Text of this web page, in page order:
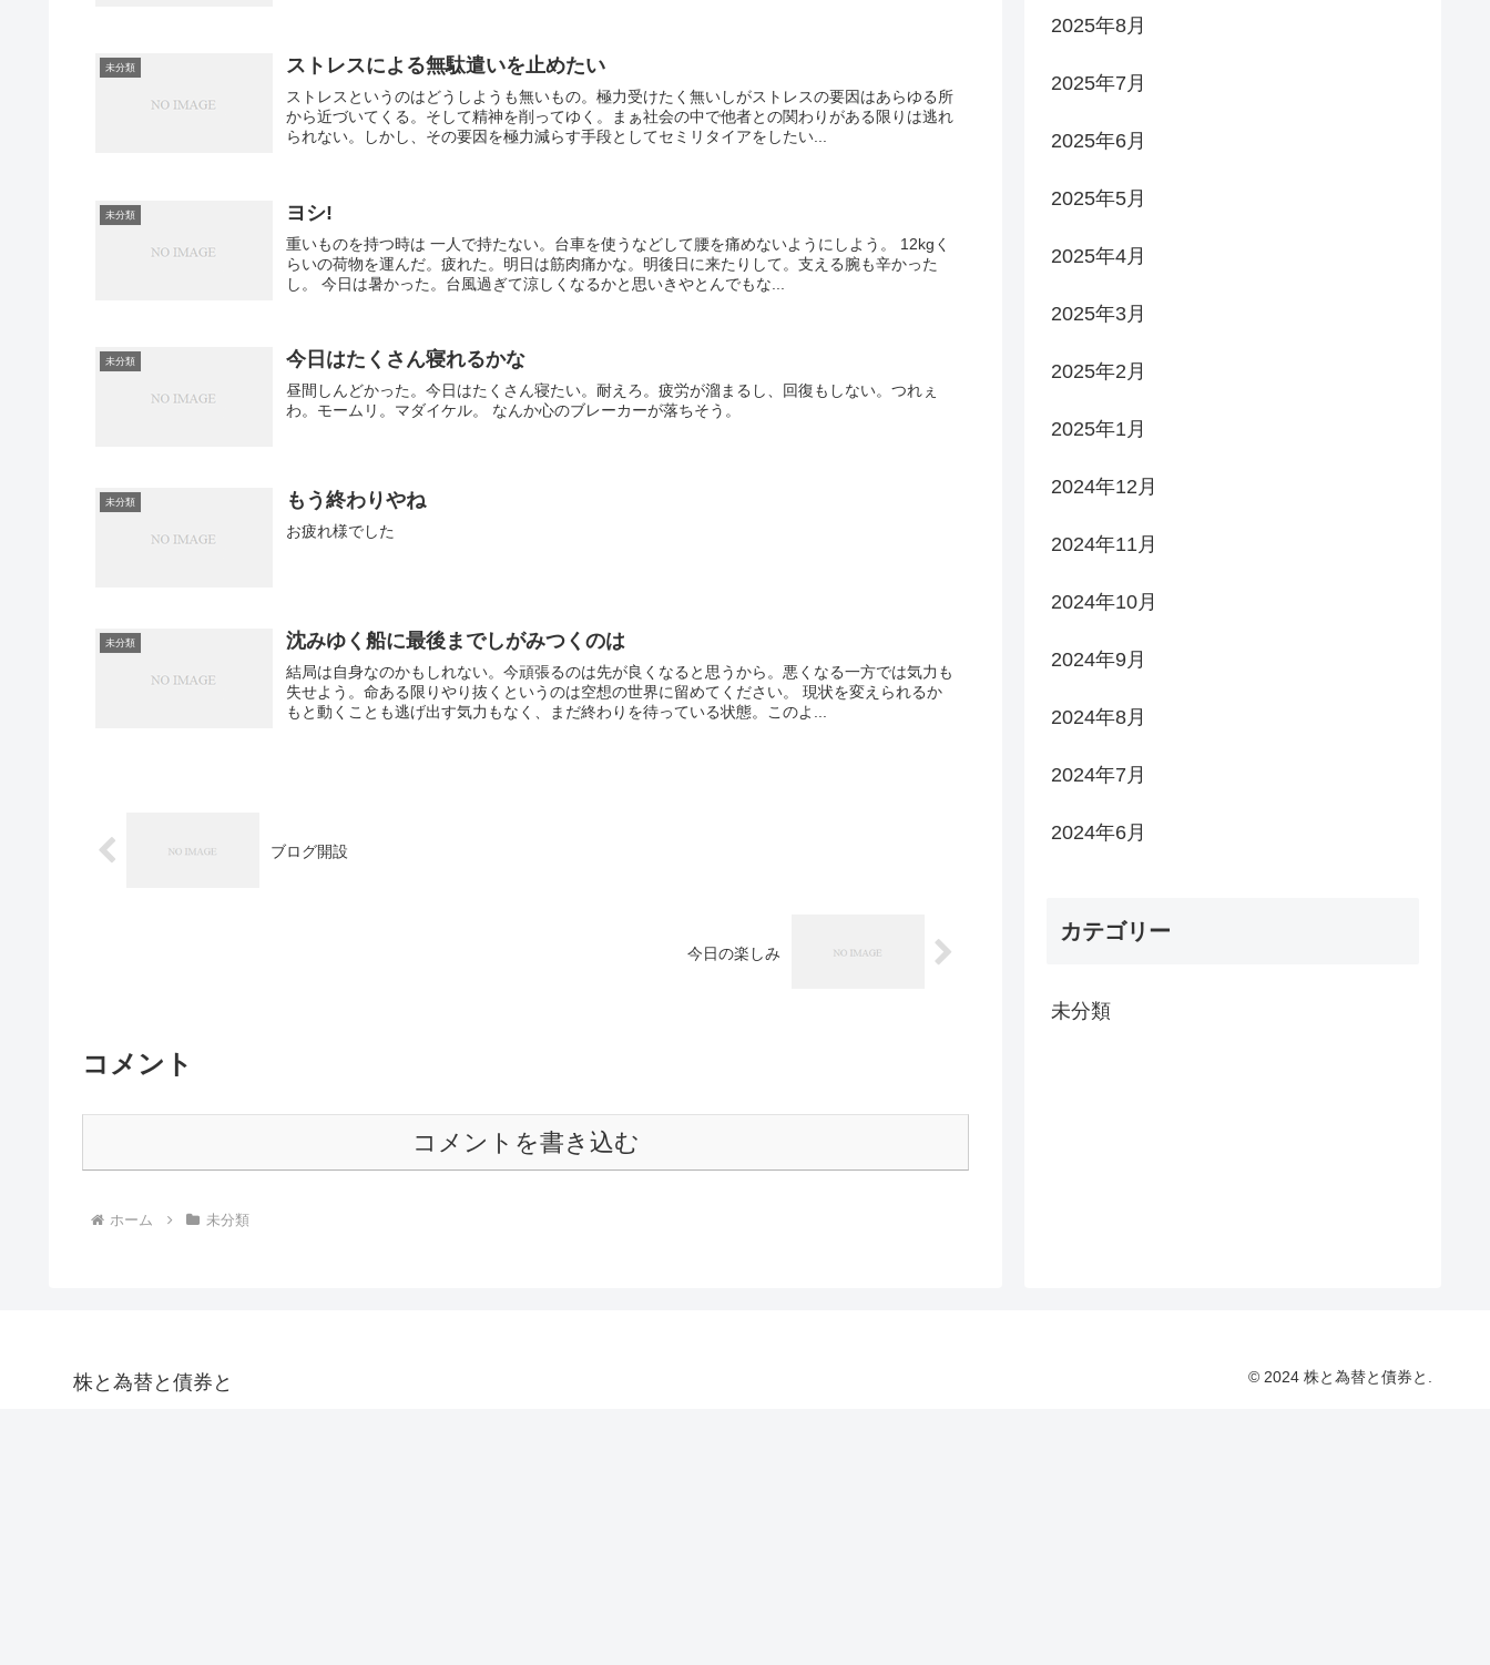
未分類 ストレスによる無駄遣いを止めたい
ストレスというのはどうしようも無いもの。極力受けたく無いしがストレスの要因はあらゆる所
から近づいてくる。そして精神を削ってゆく。まぁ社会の中で他者との関わりがある限りは逃れ
られない。しかし、その要因を極力減らす手段としてセミリタイアをしたい...
未分類 ヨシ!
重いものを持つ時は 一人で持たない。台車を使うなどして腰を痛めないようにしよう。 12kgく
らいの荷物を運んだ。疲れた。明日は筋肉痛かな。明後日に来たりして。支える腕も辛かった
し。 今日は暑かった。台風過ぎて涼しくなるかと思いきやとんでもな...
未分類 今日はたくさん寝れるかな
昼間しんどかった。今日はたくさん寝たい。耐えろ。疲労が溜まるし、回復もしない。つれぇ
わ。モームリ。マダイケル。 なんか心のブレーカーが落ちそう。
未分類 もう終わりやね
お疲れ様でした
未分類 沈みゆく船に最後までしがみつくのは
結局は自身なのかもしれない。今頑張るのは先が良くなると思うから。悪くなる一方では気力も
失せよう。命ある限りやり抜くというのは空想の世界に留めてください。 現状を変えられるか
もと動くことも逃げ出す気力もなく、まだ終わりを待っている状態。このよ...
ブログ開設
今日の楽しみ
コメント
コメントを書き込む
ホーム 未分類
2025年8月
2025年7月
2025年6月
2025年5月
2025年4月
2025年3月
2025年2月
2025年1月
2024年12月
2024年11月
2024年10月
2024年9月
2024年8月
2024年7月
2024年6月
カテゴリー
未分類
株と為替と債券と © 2024 株と為替と債券と.